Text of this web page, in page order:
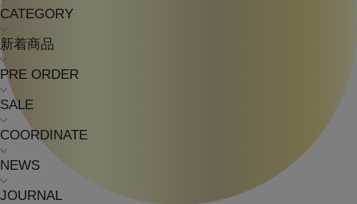
CATEGORY
新着商品
PRE ORDER
SALE
COORDINATE
NEWS
JOURNAL